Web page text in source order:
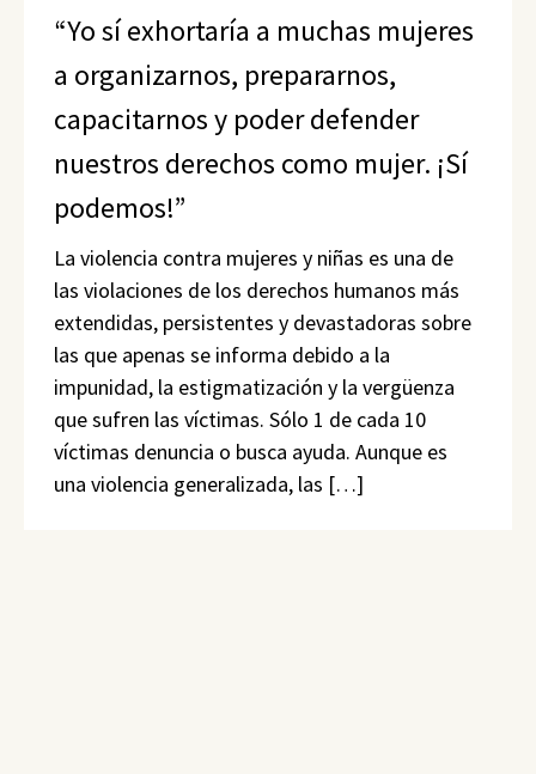
“Yo sí exhortaría a muchas mujeres
a organizarnos, prepararnos,
capacitarnos y poder defender
nuestros derechos como mujer. ¡Sí
podemos!”
La violencia contra mujeres y niñas es una de
las violaciones de los derechos humanos más
extendidas, persistentes y devastadoras sobre
las que apenas se informa debido a la
impunidad, la estigmatización y la vergüenza
que sufren las víctimas. Sólo 1 de cada 10
víctimas denuncia o busca ayuda. Aunque es
una violencia generalizada, las […]